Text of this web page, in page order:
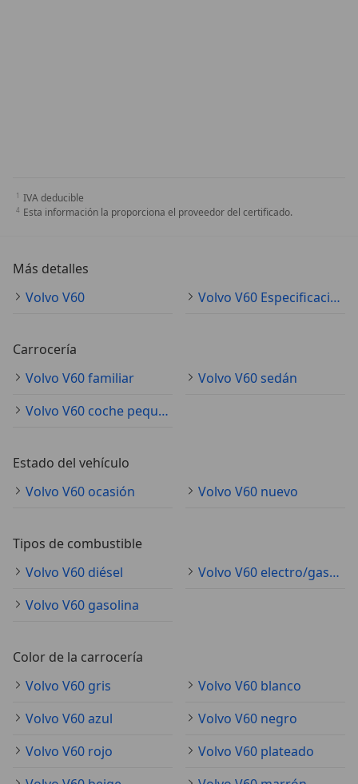
IVA deducible
Esta información la proporciona el proveedor del certificado.
Más detalles
Volvo V60
Volvo V60 Especificaciones técnicas
Carrocería
Volvo V60 familiar
Volvo V60 sedán
Volvo V60 coche pequeño
Estado del vehículo
Volvo V60 ocasión
Volvo V60 nuevo
Tipos de combustible
Volvo V60 diésel
Volvo V60 electro/gasolina
Volvo V60 gasolina
Color de la carrocería
Volvo V60 gris
Volvo V60 blanco
Volvo V60 azul
Volvo V60 negro
Volvo V60 rojo
Volvo V60 plateado